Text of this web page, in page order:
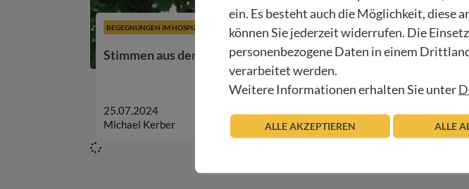
BEGEGNUNGEN IM HOSPIZ
Stimmen aus dem Hospiz – Michael Kerber
25.07.2024
Michael Kerber
Beitrag lesen
ein. Es besteht auch die Möglichkeit, diese
können Sie jederzeit widerrufen. Die
personenbezogene Daten in einem
verarbeitet werden.
Weitere Informationen erhalten Sie unter
ALLE AKZEPTIEREN ALLE